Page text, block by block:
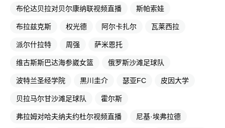
布伦达贝拉对贝尔康纳联视频直播 斯帕索娃
布拉兹克斯 权光德 阿尔卡扎尔 瓦莱西拉
派尔什拉特 周强 萨米恩托
维古斯斯巴达海参崴女篮 俄罗斯沙滩足球队
波特兰圣经学院 黒川圭介 瑟亚FC 皮因大学
贝拉马尔甘沙滩足球队 霍尔斯
弗拉姆对哈夫纳夫约杜尔视频直播 尼基·埃弗拉德